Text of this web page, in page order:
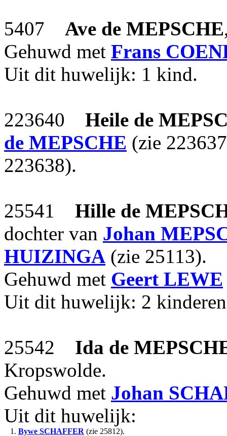
5407 Ave de MEPSCHE
Gehuwd met Frans
Uit dit huwelijk: 1 kind.
223640 Heile de
de MEPSCHE (zie
223638).
25541 Hille de
dochter van Johan
HUIZINGA (zie 25113).
Gehuwd met Geert LEWE
Uit dit huwelijk: 2
25542 Ida de
Kropswolde.
Gehuwd met Johan
Uit dit huwelijk:
1. Bywe SCHAFFER (zie 25812).